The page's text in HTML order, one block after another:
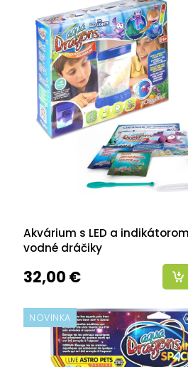
Akvárium s LED a
vodné dráčiky
32,00 €
NOVINKA